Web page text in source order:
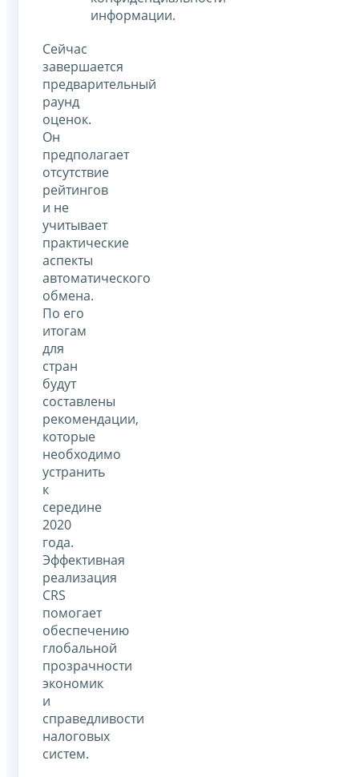
информации.
Сейчас
завершается
предварительный
раунд
оценок.
Он
предполагает
отсутствие
рейтингов
и не
учитывает
практические
аспекты
автоматического
обмена.
По его
итогам
для
стран
будут
составлены
рекомендации,
которые
необходимо
устранить
к
середине
2020
года.
Эффективная
реализация
CRS
помогает
обеспечению
глобальной
прозрачности
экономик
и
справедливости
налоговых
систем.